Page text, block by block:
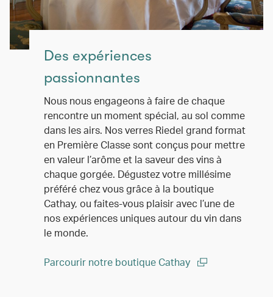
Des expériences
passionnantes
Nous nous engageons à faire de chaque
rencontre un moment spécial, au sol comme
dans les airs. Nos verres Riedel grand format
en Première Classe sont conçus pour mettre
en valeur l’arôme et la saveur des vins à
chaque gorgée. Dégustez votre millésime
préféré chez vous grâce à la boutique
Cathay, ou faites-vous plaisir avec l’une de
nos expériences uniques autour du vin dans
le monde.
Parcourir notre boutique Cathay